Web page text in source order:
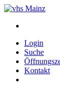
Login
Suche
Kontakt